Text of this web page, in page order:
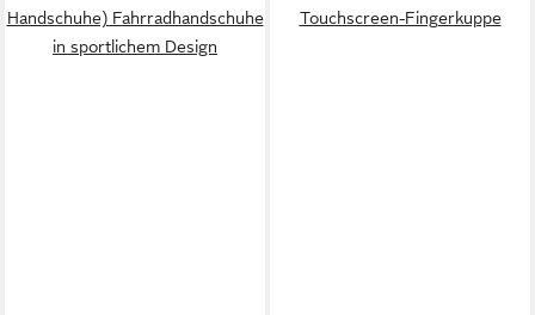
Handschuhe) Fahrradhandschuhe
in sportlichem Design
Touchscreen-Fingerkuppe